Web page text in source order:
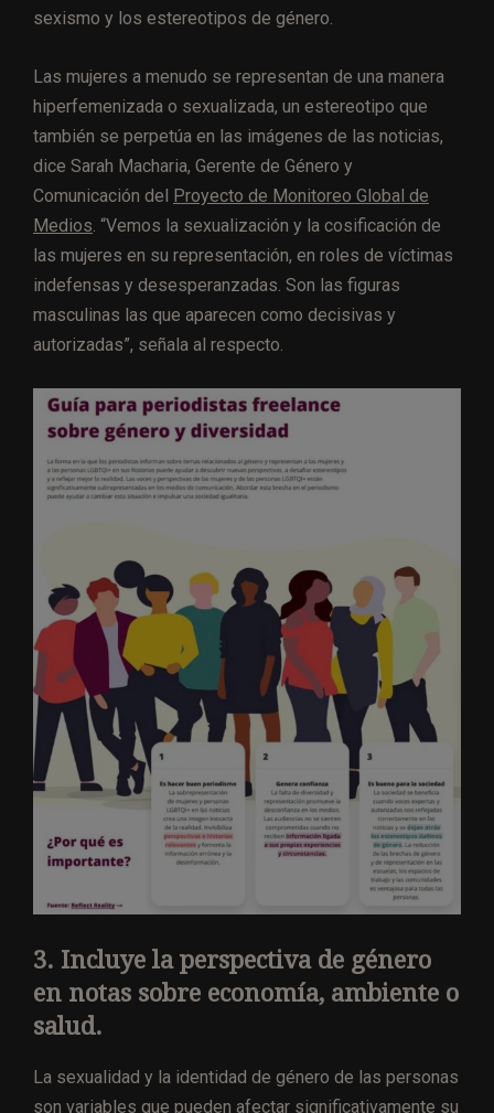
sexismo y los estereotipos de género.
Las mujeres a menudo se representan de una manera
hiperfemenizada o sexualizada, un estereotipo que
también se perpetúa en las imágenes de las noticias,
dice Sarah Macharia, Gerente de Género y
Comunicación del Proyecto de Monitoreo Global de
Medios. “Vemos la sexualización y la cosificación de
las mujeres en su representación, en roles de víctimas
indefensas y desesperanzadas. Son las figuras
masculinas las que aparecen como decisivas y
autorizadas”, señala al respecto.
3. Incluye la perspectiva de género
en notas sobre economía, ambiente o
salud.
La sexualidad y la identidad de género de las personas
son variables que pueden afectar significativamente su